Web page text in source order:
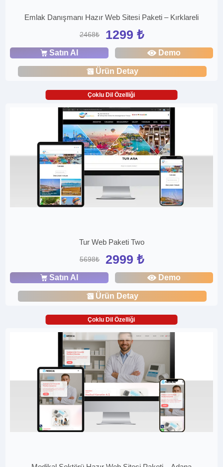
Emlak Danışmanı Hazır Web Sitesi Paketi – Kırklareli
2468₺ 1299 ₺
Satın Al Demo
Ürün Detay
Çoklu Dil Özelliği
Tur Web Paketi Two
5698₺ 2999 ₺
Satın Al Demo
Ürün Detay
Çoklu Dil Özelliği